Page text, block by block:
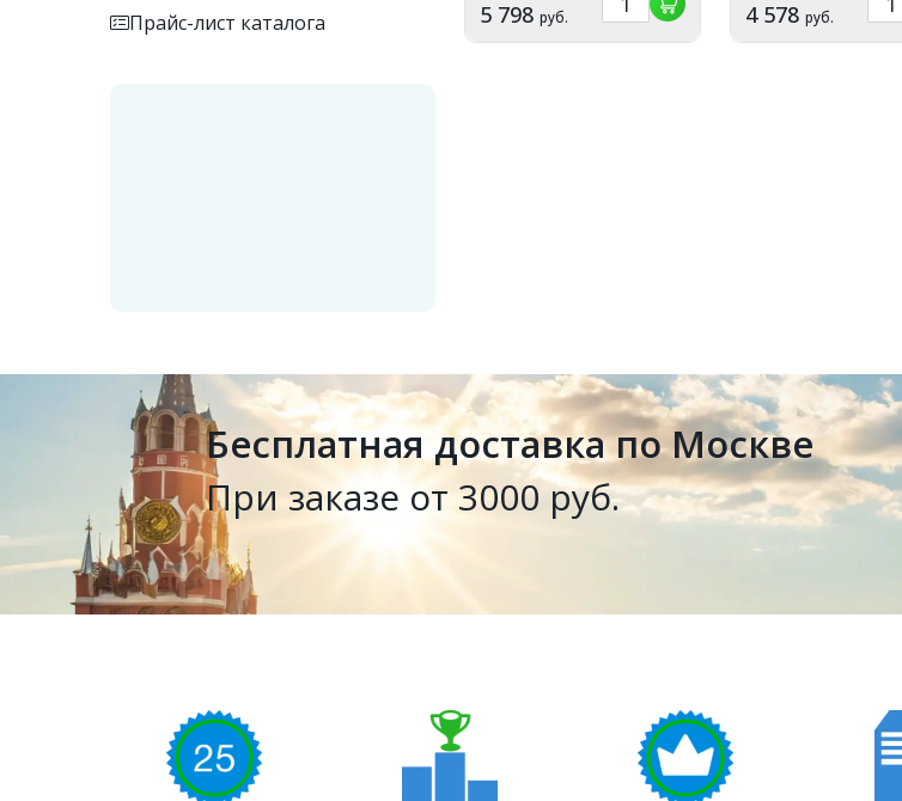
Прайс-лист каталога 5 798 руб. 4 578 руб.
Бесплатная доставка по Москве
При заказе от 3000 руб.